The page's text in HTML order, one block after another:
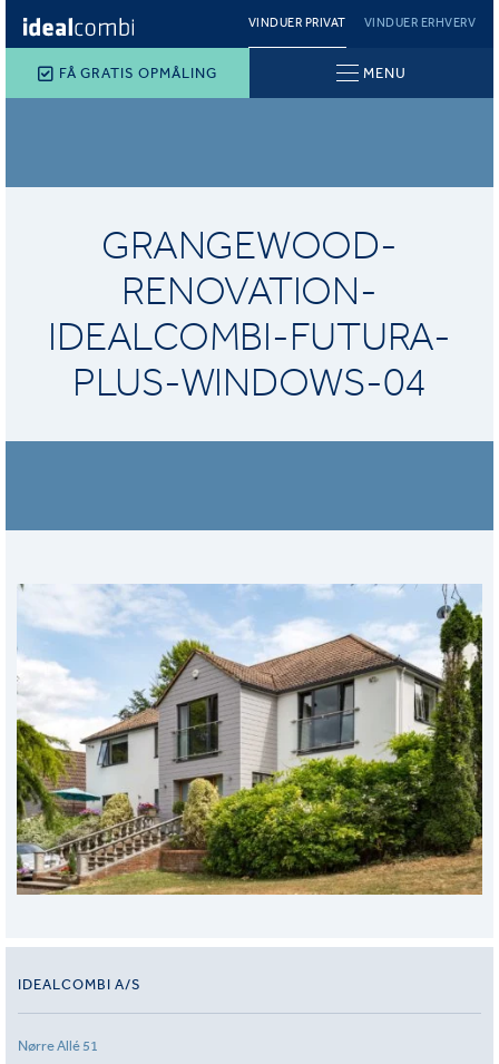
VINDUER PRIVAT VINDUER ERHVERV
FÅ GRATIS OPMÅLING MENU
GRANGEWOOD-
RENOVATION-
IDEALCOMBI-FUTURA-
PLUS-WINDOWS-04
IDEALCOMBI A/S
Nørre Allé 51